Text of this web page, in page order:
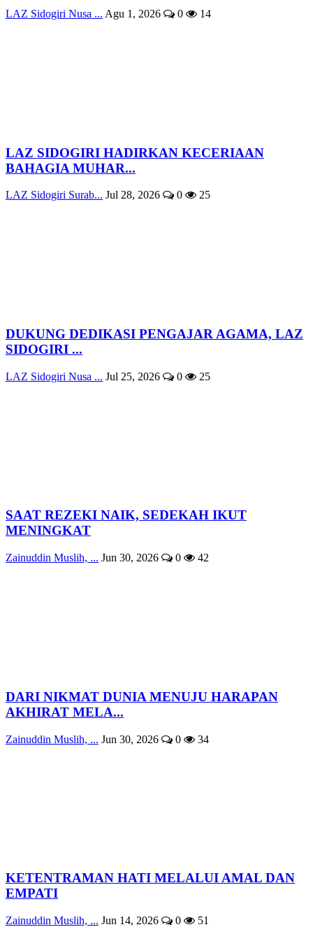
LAZ Sidogiri Nusa ... Agu 1, 2026 0 14
LAZ SIDOGIRI HADIRKAN KECERIAAN
BAHAGIA MUHAR...
LAZ Sidogiri Surab... Jul 28, 2026 0 25
DUKUNG DEDIKASI PENGAJAR AGAMA, LAZ
SIDOGIRI ...
LAZ Sidogiri Nusa ... Jul 25, 2026 0 25
SAAT REZEKI NAIK, SEDEKAH IKUT
MENINGKAT
Zainuddin Muslih, ... Jun 30, 2026 0 42
DARI NIKMAT DUNIA MENUJU HARAPAN
AKHIRAT MELA...
Zainuddin Muslih, ... Jun 30, 2026 0 34
KETENTRAMAN HATI MELALUI AMAL DAN
EMPATI
Zainuddin Muslih, ... Jun 14, 2026 0 51